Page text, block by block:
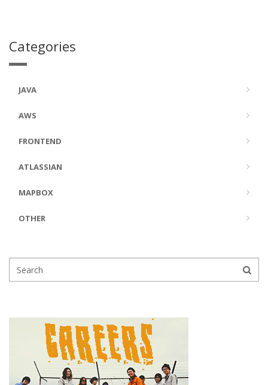
Categories
JAVA
AWS
FRONTEND
ATLASSIAN
MAPBOX
OTHER